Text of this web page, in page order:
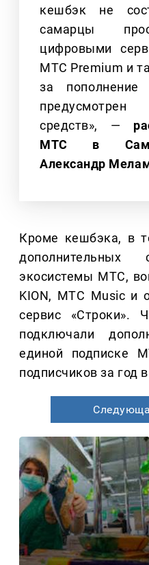
кешбэк не
самарцы
цифровыми
МТС Premium и
за пополнение
средств», —
МТС в
Александр
Кроме кешбэка, в
дополнительных
экосистемы МТС,
KION, МТС Music и
сервис «Строки».
подключали
единой подписке
подписчиков за год